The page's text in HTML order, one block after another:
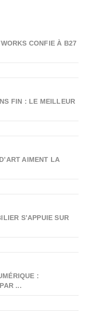
CONFIE À B27
FIN : LE MEILLEUR
AIMENT LA
S’APPUIE SUR
:
...